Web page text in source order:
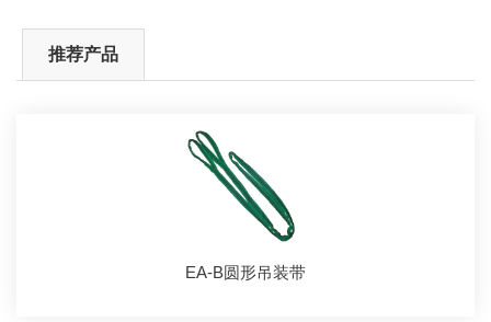
推荐产品
EA-B圆形吊装带